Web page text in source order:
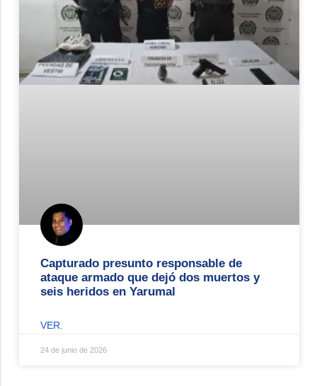
Capturado presunto responsable de
ataque armado que dejó dos muertos y
seis heridos en Yarumal
VER.
24 de junio de 2026